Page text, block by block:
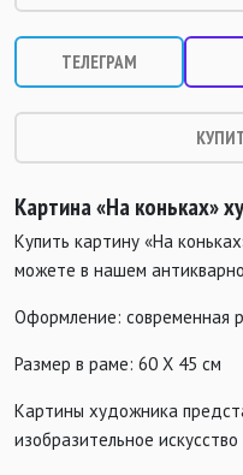
ТЕЛЕГРАМ
Картина «На коньках»
Купить картину «На
можете в нашем
Оформление: современная
Размер в раме: 60 Х 45 см
Картины художника
изобразительное искусство